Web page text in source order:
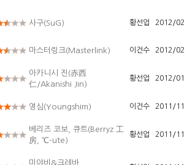
사구(SuG) 황선업 2012/02
마스터링크(Masterlink) 이건수 2012/02
아카니시 진(赤西
仁/Akanishi Jin)
황선업 2012/01
영심(Youngshim) 이건수 2011/11
베리즈 코보, 큐트(Berryz 工
房, ℃-ute)
황선업 2011/11
미야비&크레바